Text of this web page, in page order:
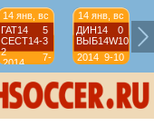
14 янв, вс
ГАТ14
5
СЕСТ14-
2
3
2014
7-
8
14 янв, вс
ДИН14
0
ВЫБ14W10
2014 9-10